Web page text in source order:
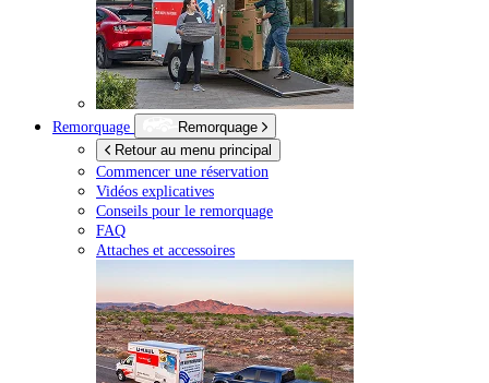
Remorquage
Remorquage
Retour au menu principal
Commencer une réservation
Vidéos explicatives
Conseils pour le remorquage
FAQ
Attaches et accessoires